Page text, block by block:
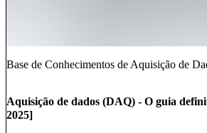
Base de Conhecimentos de Aquisição de
Aquisição de dados (DAQ) - O guia
2025]